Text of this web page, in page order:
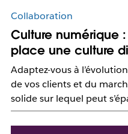
Collaboration
Culture numérique
place une culture
Adaptez-vous à
de vos clients et du
solide sur lequel peut